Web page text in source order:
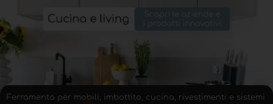
Ferramenta per mobili, imbottito, cucina, rivestimenti e sistemi